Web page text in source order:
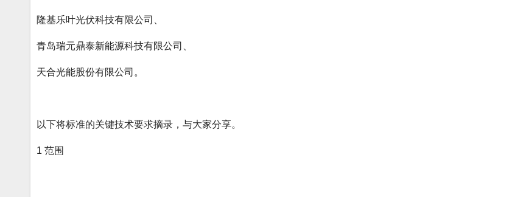
隆基乐叶光伏科技有限公司、
青岛瑞元鼎泰新能源科技有限公司、
天合光能股份有限公司。
以下将标准的关键技术要求摘录，与大家分享。
1 范围